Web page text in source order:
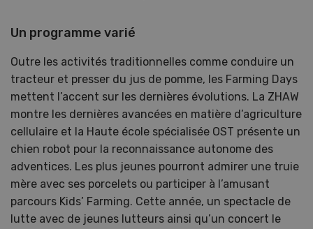
Un programme varié
Outre les activités traditionnelles comme conduire un
tracteur et presser du jus de pomme, les Farming Days
mettent l’accent sur les dernières évolutions. La ZHAW
montre les dernières avancées en matière d’agriculture
cellulaire et la Haute école spécialisée OST présente un
chien robot pour la reconnaissance autonome des
adventices. Les plus jeunes pourront admirer une truie
mère avec ses porcelets ou participer à l’amusant
parcours Kids’ Farming. Cette année, un spectacle de
lutte avec de jeunes lutteurs ainsi qu’un concert le